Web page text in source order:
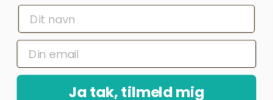
*Ved at indsende denne formular accepterer jeg, at de indtastede data bruges af Dahls
Gravering til at sende nyhedsbreve og kampagnetilbud. Afmelding kan altid ske nederst
Ja tak, tilmeld mig